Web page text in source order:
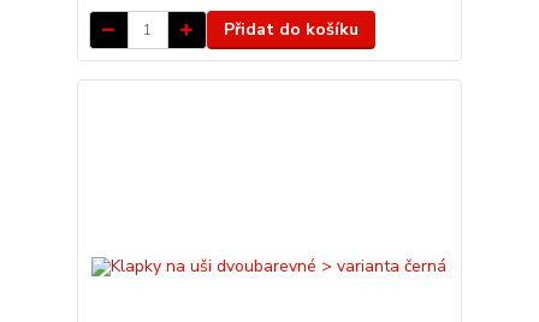
Přidat do košíku